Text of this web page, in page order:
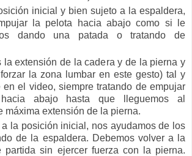
inicial y bien sujeto a la espaldera,
la pelota hacia abajo como si le
dando una patada o tratando de
la extensión de la cadera y de la pierna y
la zona lumbar en este gesto) tal y
en el video, siempre tratando de empujar
abajo hasta que lleguemos al
máxima extensión de la pierna.
a la posición inicial, nos ayudamos de los
de la espaldera. Debemos volver a la
partida sin ejercer fuerza con la pierna.